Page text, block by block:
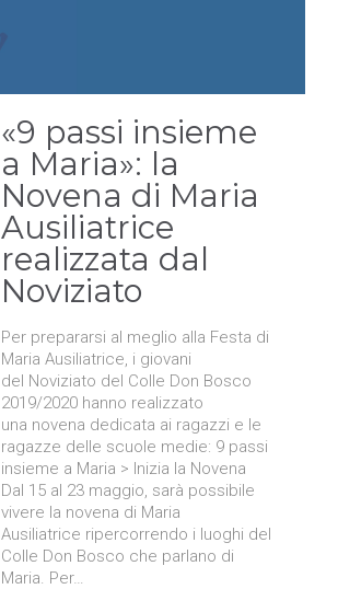
«9 passi insieme
a Maria»: la
Novena di Maria
Ausiliatrice
realizzata dal
Noviziato
Per prepararsi al meglio alla Festa di
Maria Ausiliatrice, i giovani
del Noviziato del Colle Don Bosco
2019/2020 hanno realizzato
una novena dedicata ai ragazzi e le
ragazze delle scuole medie: 9 passi
insieme a Maria > Inizia la Novena
Dal 15 al 23 maggio, sarà possibile
vivere la novena di Maria
Ausiliatrice ripercorrendo i luoghi del
Colle Don Bosco che parlano di
Maria. Per…